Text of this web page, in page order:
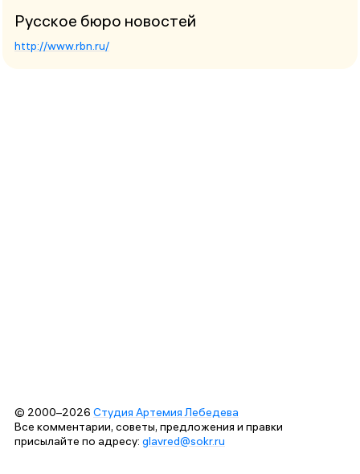
Русское бюро новостей
http://www.rbn.ru/
© 2000–2026 Студия Артемия Лебедева
Все комментарии, советы, предложения и правки
присылайте по адресу: glavred@sokr.ru